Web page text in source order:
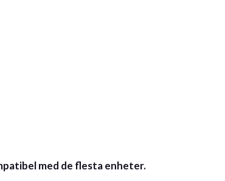
med de flesta enheter.